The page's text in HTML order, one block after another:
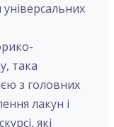
така
з головних
лакун і
які